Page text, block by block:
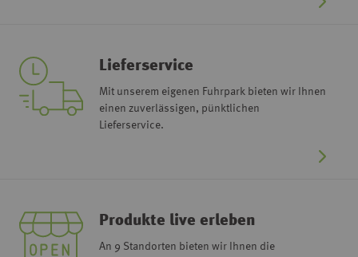
Lieferservice
Mit unserem eigenen Fuhrpark bieten wir Ihnen
einen zuverlässigen, pünktlichen
Lieferservice.
Produkte live erleben
An 9 Standorten bieten wir Ihnen die